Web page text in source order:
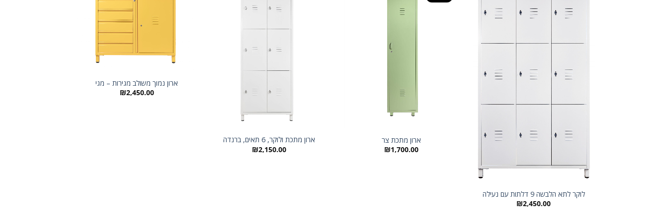
לוקר לתא הלבשה 9 דלתות עם נעילה
₪2,450.00
ארון מתכת צר
₪1,700.00
ארון מתכת ולוקר, 6 תאים, ברנדה
₪2,150.00
ארון נמוך משולב מגירות – מגי
₪2,450.00